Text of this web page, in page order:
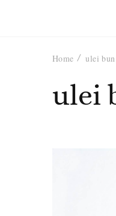
Home ulei
ulei